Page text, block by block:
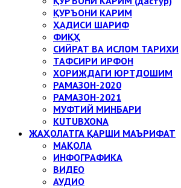
ҚУРЪОНИ КАРИМ
ҲАДИСИ ШАРИФ
ФИҚҲ
СИЙРАТ ВА ИСЛОМ ТАРИХИ
ТАФСИРИ ИРФОН
ХОРИЖДАГИ ЮРТДОШИМ
РАМАЗОН-2020
РАМАЗОН-2021
МУФТИЙ МИНБАРИ
KUTUBXONA
ЖАҲОЛАТГА ҚАРШИ МАЪРИФАТ
МАҚОЛА
ИНФОГРАФИКА
ВИДЕО
АУДИО